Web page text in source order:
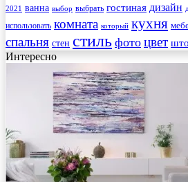
2021 ванна выбор выбрать гостиная дизайн
использовать комната который кухня
спальня стен стиль фото цвет
Интересно